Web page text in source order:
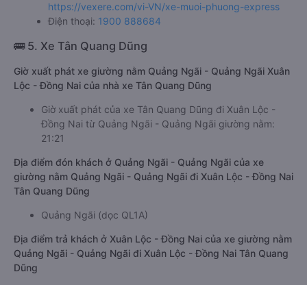
https://vexere.com/vi-VN/xe-muoi-phuong-express
Điện thoại: 1900 888684
🚌 5. Xe Tân Quang Dũng
Giờ xuất phát xe giường nằm Quảng Ngãi - Quảng Ngãi Xuân
Lộc - Đồng Nai của nhà xe Tân Quang Dũng
Giờ xuất phát của xe Tân Quang Dũng đi Xuân Lộc -
Đồng Nai từ Quảng Ngãi - Quảng Ngãi giường nằm:
21:21
Địa điểm đón khách ở Quảng Ngãi - Quảng Ngãi của xe
giường nằm Quảng Ngãi - Quảng Ngãi đi Xuân Lộc - Đồng Nai
Tân Quang Dũng
Quảng Ngãi (dọc QL1A)
Địa điểm trả khách ở Xuân Lộc - Đồng Nai của xe giường nằm
Quảng Ngãi - Quảng Ngãi đi Xuân Lộc - Đồng Nai Tân Quang
Dũng